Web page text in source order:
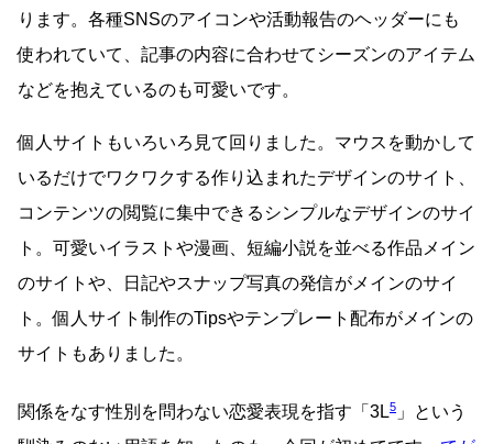
ります。各種SNSのアイコンや活動報告のヘッダーにも
使われていて、記事の内容に合わせてシーズンのアイテム
などを抱えているのも可愛いです。
個人サイトもいろいろ見て回りました。マウスを動かして
いるだけでワクワクする作り込まれたデザインのサイト、
コンテンツの閲覧に集中できるシンプルなデザインのサイ
ト。可愛いイラストや漫画、短編小説を並べる作品メイン
のサイトや、日記やスナップ写真の発信がメインのサイ
ト。個人サイト制作のTipsやテンプレート配布がメインの
サイトもありました。
関係をなす性別を問わない恋愛表現を指す「3L5 」という